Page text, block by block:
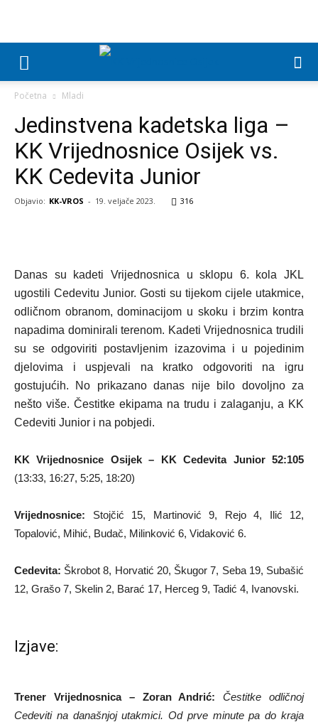
Početna Mladi
Jedinstvena kadetska liga –
KK Vrijednosnice Osijek vs.
KK Cedevita Junior
Objavio: KK-VROS - 19. veljače 2023. 316
Danas su kadeti Vrijednosnica u sklopu 6. kola JKL
ugostili Cedevitu Junior. Gosti su tijekom cijele utakmice,
odličnom obranom, dominacijom u skoku i brzim kontra
napadima dominirali terenom. Kadeti Vrijednosnica trudili
su se odgoviriti postavljenim izazovima i u pojedinim
djelovima i uspjevali na kratko odgovoriti na igru
gostujućih. No prikazano danas nije bilo dovoljno za
nešto više. Čestitke ekipama na trudu i zalaganju, a KK
Cedeviti Junior i na pobjedi.
KK Vrijednosnice Osijek – KK Cedevita Junior 52:105
(13:33, 16:27, 5:25, 18:20)
Vrijednosnice: Stojčić 15, Martinović 9, Rejo 4, Ilić 12,
Topalović, Mihić, Budač, Milinković 6, Vidaković 6.
Cedevita: Škrobot 8, Horvatić 20, Škugor 7, Seba 19, Subašić
12, Grašo 7, Skelin 2, Barać 17, Herceg 9, Tadić 4, Ivanovski.
Izjave:
Trener Vrijednosnica – Zoran Andrić:
Čestitke odličnoj
Cedeviti na današnjoj utakmici. Od prve minute pa do kraja